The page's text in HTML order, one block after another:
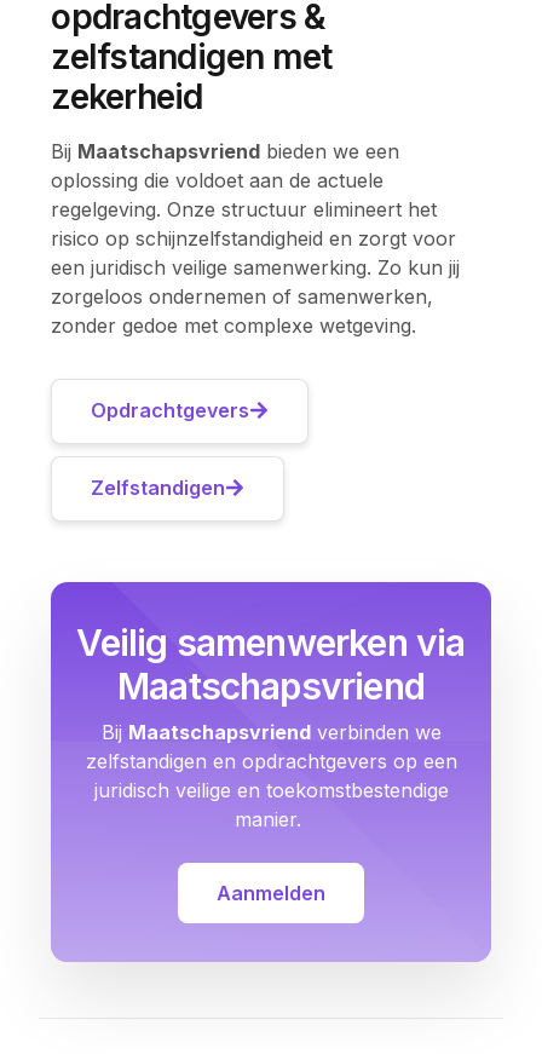
opdrachtgevers &
zelfstandigen met
zekerheid
Bij Maatschapsvriend bieden we een
oplossing die voldoet aan de actuele
regelgeving. Onze structuur elimineert het
risico op schijnzelfstandigheid en zorgt voor
een juridisch veilige samenwerking. Zo kun jij
zorgeloos ondernemen of samenwerken,
zonder gedoe met complexe wetgeving.
Opdrachtgevers
Zelfstandigen
Veilig samenwerken via
Maatschapsvriend
Bij Maatschapsvriendverbinden we
zelfstandigen en opdrachtgevers op een
juridisch veilige en toekomstbestendige
manier.
Aanmelden